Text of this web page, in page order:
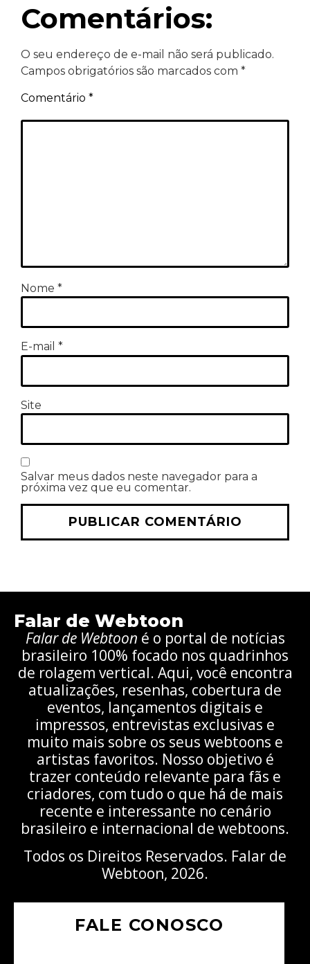
Comentários:
O seu endereço de e-mail não será publicado.
Campos obrigatórios são marcados com *
Comentário *
Nome *
E-mail *
Site
Salvar meus dados neste navegador para a
próxima vez que eu comentar.
Falar de Webtoon
Falar de Webtoon é o portal de notícias
brasileiro 100% focado nos quadrinhos
de rolagem vertical. Aqui, você encontra
atualizações, resenhas, cobertura de
eventos, lançamentos digitais e
impressos, entrevistas exclusivas e
muito mais sobre os seus webtoons e
artistas favoritos. Nosso objetivo é
trazer conteúdo relevante para fãs e
criadores, com tudo o que há de mais
recente e interessante no cenário
brasileiro e internacional de webtoons.
Todos os Direitos Reservados. Falar de
Webtoon, 2026.
FALE CONOSCO